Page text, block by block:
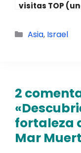
visitas TOP
Categorías
Asia, Israel
2
fortaleza
Mar